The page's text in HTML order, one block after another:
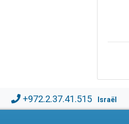
+972.2.37.41.515 Israël